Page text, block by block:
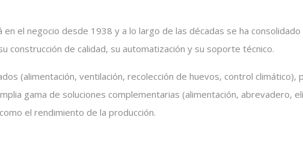
en el negocio desde 1938 y a lo largo de las décadas se ha
construcción de calidad, su automatización y su soporte técnico.
(alimentación, ventilación, recolección de huevos, control climático),
gama de soluciones complementarias (alimentación, abrevadero,
el rendimiento de la producción.